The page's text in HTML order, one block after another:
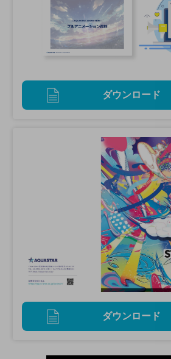
ダウンロード
ダウンロード